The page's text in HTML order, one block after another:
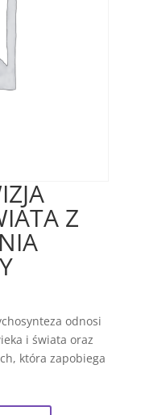
Z
odnosi
i świata oraz
, która zapobiega